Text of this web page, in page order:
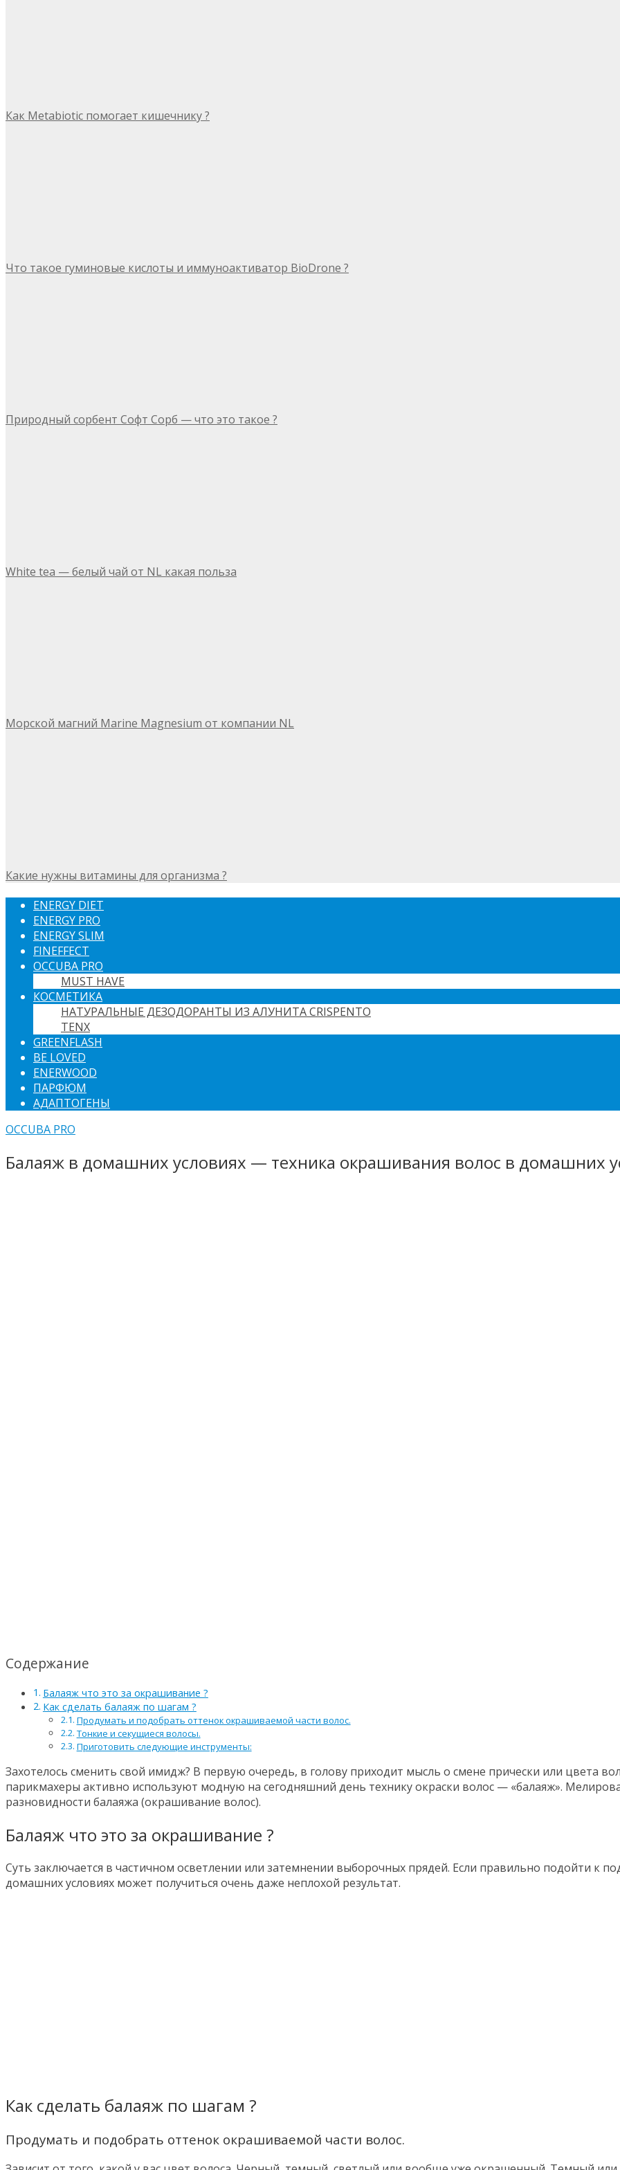
Как Metabiotic помогает кишечнику ?
Что такое гуминовые кислоты и иммуноактиватор BioDrone ?
Природный сорбент Софт Сорб — что это такое ?
White tea — белый чай от NL какая польза
Морской магний Marine Magnesium от компании NL
Какие нужны витамины для организма ?
ENERGY DIET
ENERGY PRO
ENERGY SLIM
FINEFFECT
OCCUBA PRO
MUST HAVE
КОСМЕТИКА
НАТУРАЛЬНЫЕ ДЕЗОДОРАНТЫ ИЗ АЛУНИТА CRISPENTO
TENX
GREENFLASH
BE LOVED
ENERWOOD
ПАРФЮМ
АДАПТОГЕНЫ
OCCUBA PRO
Балаяж в домашних условиях — техника окрашивания волос в домашних
Содержание
Балаяж что это за окрашивание ?
Как сделать балаяж по шагам ?
Продумать и подобрать оттенок окрашиваемой части волос.
Тонкие и секущиеся волосы.
Приготовить следующие инструменты:
Захотелось сменить свой имидж? В первую очередь, в голову приходит мысль о смене прически или цвета
парикмахеры активно используют модную на сегодняшний день технику окраски волос — «балаяж».
разновидности балаяжа (окрашивание волос).
Балаяж что это за окрашивание ?
Суть заключается в частичном осветлении или затемнении выборочных прядей. Если правильно подойти к
домашних условиях может получиться очень даже неплохой результат.
Как сделать балаяж по шагам ?
Продумать и подобрать оттенок окрашиваемой части волос.